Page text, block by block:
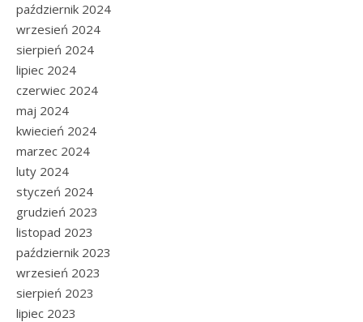
październik 2024
wrzesień 2024
sierpień 2024
lipiec 2024
czerwiec 2024
maj 2024
kwiecień 2024
marzec 2024
luty 2024
styczeń 2024
grudzień 2023
listopad 2023
październik 2023
wrzesień 2023
sierpień 2023
lipiec 2023